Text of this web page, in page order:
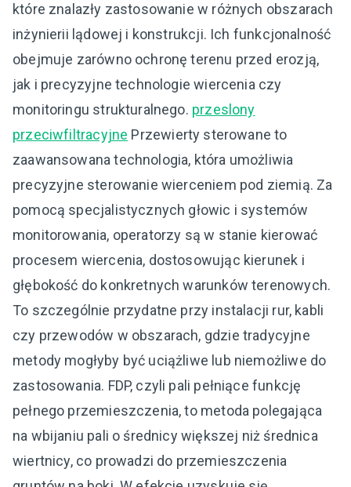
które znalazły zastosowanie w różnych obszarach
inżynierii lądowej i konstrukcji. Ich funkcjonalność
obejmuje zarówno ochronę terenu przed erozją,
jak i precyzyjne technologie wiercenia czy
monitoringu strukturalnego. przeslony
przeciwfiltracyjne Przewierty sterowane to
zaawansowana technologia, która umożliwia
precyzyjne sterowanie wierceniem pod ziemią. Za
pomocą specjalistycznych głowic i systemów
monitorowania, operatorzy są w stanie kierować
procesem wiercenia, dostosowując kierunek i
głębokość do konkretnych warunków terenowych.
To szczególnie przydatne przy instalacji rur, kabli
czy przewodów w obszarach, gdzie tradycyjne
metody mogłyby być uciążliwe lub niemożliwe do
zastosowania. FDP, czyli pali pełniące funkcję
pełnego przemieszczenia, to metoda polegająca
na wbijaniu pali o średnicy większej niż średnica
wiertnicy, co prowadzi do przemieszczenia